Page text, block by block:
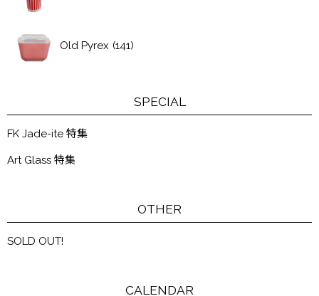
Old Pyrex (141)
SPECIAL
FK Jade-ite 特集
Art Glass 特集
OTHER
SOLD OUT!
CALENDAR